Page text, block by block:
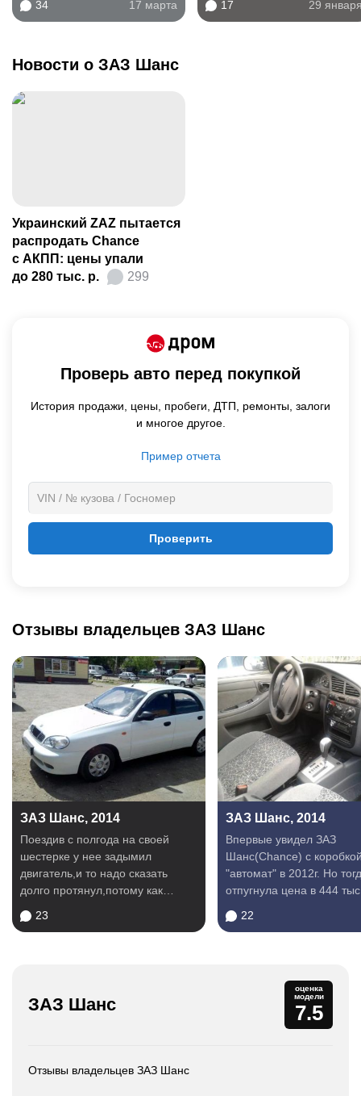
34 17 марта 17 29
Новости о ЗАЗ Шанс
Украинский ZAZ пытается
распродать Chance
с АКПП: цены упали
до 280 тыс. р.
299
Проверь авто перед покупкой
История продажи, цены, пробеги, ДТП, ремонты, залоги
и многое другое.
Проверить
Пример отчета
Отзывы владельцев ЗАЗ Шанс
ЗАЗ Шанс, 2014
Поездив с полгода на своей
шестерке у нее задымил
двигатель,и то надо сказать
долго протянул,потому как
любой старт был тапок в...
23
ЗАЗ Шанс, 2014
Впервые увидел ЗАЗ
Шанс(Chance) с коробкой
"автомат" в 2012г. Но
отпугнула цена в 444
в 2013г. появились...
22
ЗАЗ Шанс
оценка
модели
7.5
Отзывы владельцев ЗАЗ Шанс